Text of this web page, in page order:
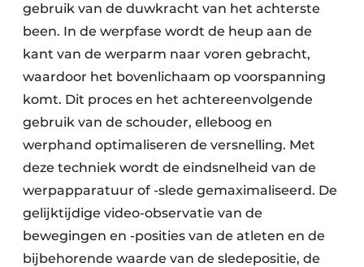
gebruik van de duwkracht van het achterste
been. In de werpfase wordt de heup aan de
kant van de werparm naar voren gebracht,
waardoor het bovenlichaam op voorspanning
komt. Dit proces en het achtereenvolgende
gebruik van de schouder, elleboog en
werphand optimaliseren de versnelling. Met
deze techniek wordt de eindsnelheid van de
werpapparatuur of -slede gemaximaliseerd. De
gelijktijdige video-observatie van de
bewegingen en -posities van de atleten en de
bijbehorende waarde van de sledepositie, de